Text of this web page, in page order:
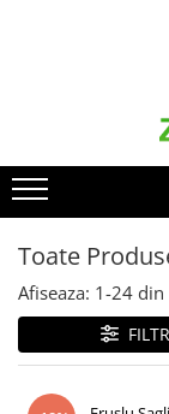
Alimentatie
Alimente
Dieta
Ceaiuri
Altele-Alimentatie
Mama si copil
Ingrijire și
Scutece si
Toate
Afiseaza: 1-24 din